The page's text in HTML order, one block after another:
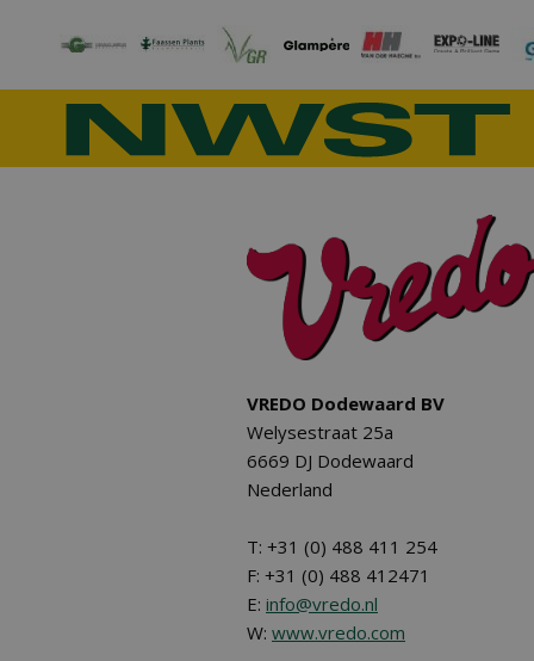
VREDO Dodewaard BV
Welysestraat 25a
6669 DJ Dodewaard
Nederland
T: +31 (0) 488 411 254
F: +31 (0) 488 412471
E: info@vredo.nl
W: www.vredo.com